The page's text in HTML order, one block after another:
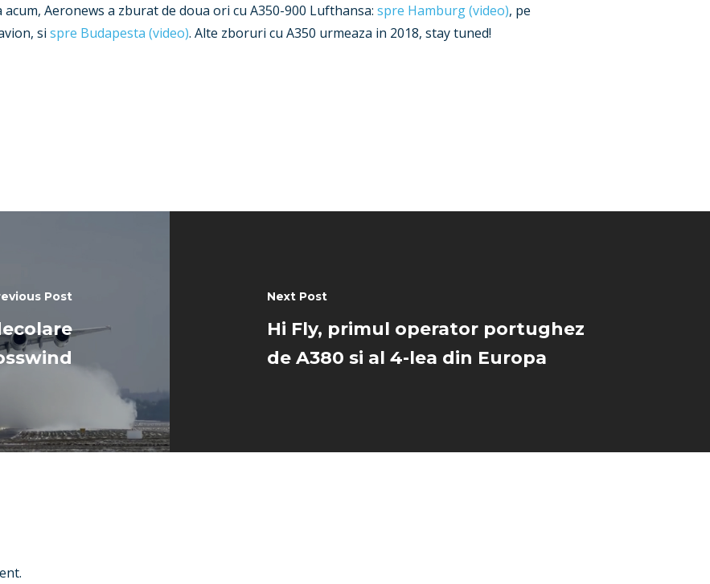
Aeronews a zburat de doua ori cu A350-900 Lufthansa: spre Hamburg (video), pe
si spre Budapesta (video). Alte zboruri cu A350 urmeaza in 2018, stay tuned!
Post Next Post
Hi Fly, primul operator portughez
de A380 si al 4-lea din Europa